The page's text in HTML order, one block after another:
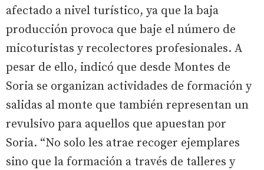
afectado a nivel turístico, ya que la baja
producción provoca que baje el número de
micoturistas y recolectores profesionales. A
pesar de ello, indicó que desde Montes de
Soria se organizan actividades de formación y
salidas al monte que también representan un
revulsivo para aquellos que apuestan por
Soria. “No solo les atrae recoger ejemplares
sino que la formación a través de talleres y